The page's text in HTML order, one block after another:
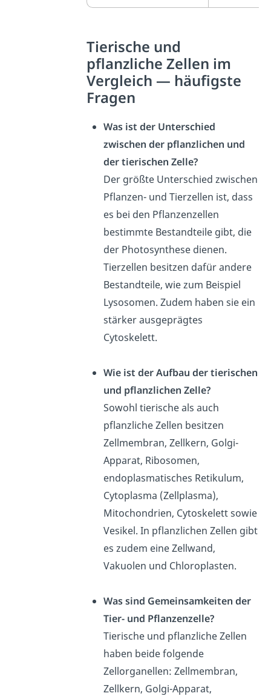
Tierische und
pflanzliche Zellen im
Vergleich — häufigste
Fragen
Was ist der Unterschied
zwischen der pflanzlichen und
der tierischen Zelle?
Der größte Unterschied zwischen
Pflanzen- und Tierzellen ist, dass
es bei den Pflanzenzellen
bestimmte Bestandteile gibt, die
der Photosynthese dienen.
Tierzellen besitzen dafür andere
Bestandteile, wie zum Beispiel
Lysosomen. Zudem haben sie ein
stärker ausgeprägtes
Cytoskelett.
Wie ist der Aufbau der tierischen
und pflanzlichen Zelle?
Sowohl tierische als auch
pflanzliche Zellen besitzen
Zellmembran, Zellkern, Golgi-
Apparat, Ribosomen,
endoplasmatisches Retikulum,
Cytoplasma (Zellplasma),
Mitochondrien, Cytoskelett sowie
Vesikel. In pflanzlichen Zellen gibt
es zudem eine Zellwand,
Vakuolen und Chloroplasten.
Was sind Gemeinsamkeiten der
Tier- und Pflanzenzelle?
Tierische und pflanzliche Zellen
haben beide folgende
Zellorganellen: Zellmembran,
Zellkern, Golgi-Apparat,